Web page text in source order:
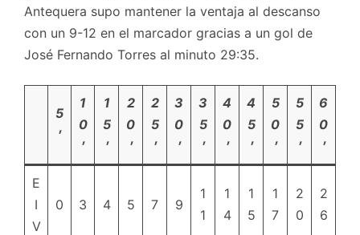
Antequera supo mantener la ventaja al descanso
con un 9-12 en el marcador gracias a un gol de
José Fernando Torres al minuto 29:35.
5
′
1
0
′
1
5
′
2
0
′
2
5
′
3
0
′
3
5
′
4
0
′
4
5
′
5
0
′
5
5
′
6
0
′
E
I
V
0 3 4 5 7 9
1
1
1
4
1
5
1
7
2
0
2
6